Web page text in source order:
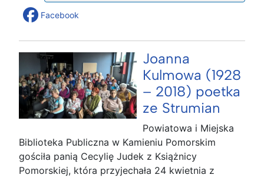
Facebook
Joanna
Kulmowa (1928
– 2018) poetka
ze Strumian
Powiatowa i Miejska
Biblioteka Publiczna w Kamieniu Pomorskim
gościła panią Cecylię Judek z Książnicy
Pomorskiej, która przyjechała 24 kwietnia z